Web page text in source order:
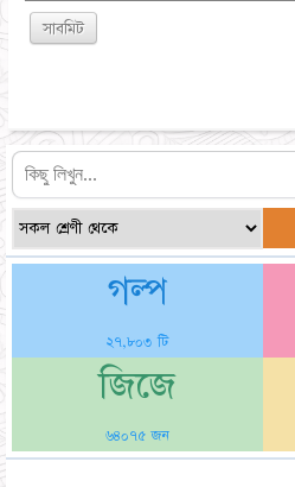
গল্প
২৭,৮০৩ টি
জিজে
৬৪০৭৫ জন